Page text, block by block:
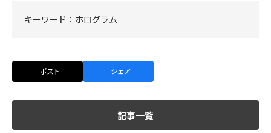
キーワード： ホログラム
ポスト シェア
記事一覧